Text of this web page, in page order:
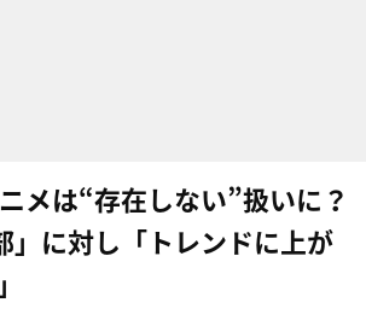
メは“存在しない”扱いに？
」に対し「トレンドに上が